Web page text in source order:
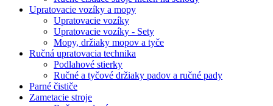
Upratovacie vozíky a mopy
Upratovacie vozíky
Upratovacie vozíky - Sety
Mopy, držiaky mopov a tyče
Ručná upratovacia technika
Podlahové stierky
Ručné a tyčové držiaky padov a ručné pady
Parné čističe
Zametacie stroje